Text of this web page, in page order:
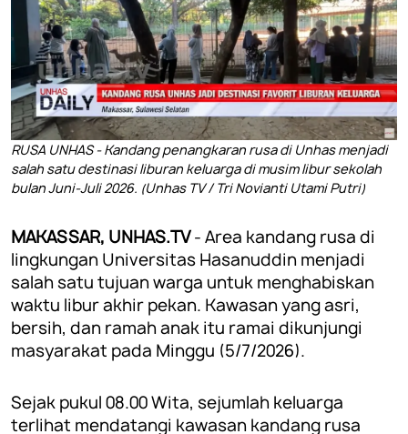
RUSA UNHAS - Kandang penangkaran rusa di Unhas menjadi
salah satu destinasi liburan keluarga di musim libur sekolah
bulan Juni-Juli 2026. (Unhas TV / Tri Novianti Utami Putri)
MAKASSAR, UNHAS.TV- Area kandang rusa di
lingkungan Universitas Hasanuddin menjadi
salah satu tujuan warga untuk menghabiskan
waktu libur akhir pekan. Kawasan yang asri,
bersih, dan ramah anak itu ramai dikunjungi
masyarakat pada Minggu (5/7/2026).
Sejak pukul 08.00 Wita, sejumlah keluarga
terlihat mendatangi kawasan kandang rusa